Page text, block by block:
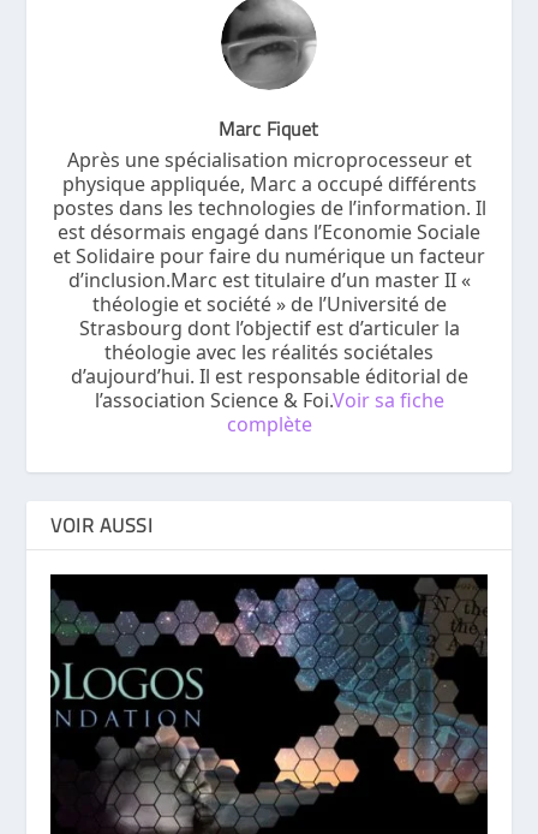
Marc Fiquet
Après une spécialisation microprocesseur et
physique appliquée, Marc a occupé différents
postes dans les technologies de l’information. Il
est désormais engagé dans l’Economie Sociale
et Solidaire pour faire du numérique un facteur
d’inclusion.Marc est titulaire d’un master II «
théologie et société » de l’Université de
Strasbourg dont l’objectif est d’articuler la
théologie avec les réalités sociétales
d’aujourd’hui. Il est responsable éditorial de
l’association Science & Foi.Voir sa fiche
complète
VOIR AUSSI